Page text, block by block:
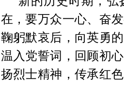
在，要万众一心、奋
鞠躬默哀后，向英勇
温入党誓词，回顾初
扬烈士精神，传承红